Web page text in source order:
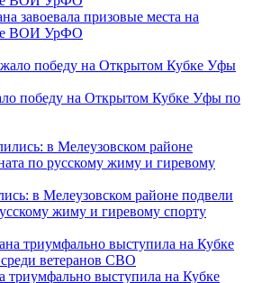
завоевала призовые места на
ВОИ УрФО
победу на Открытом Кубке Уфы по
в Мелеузовском районе подвели
жиму и гиревому спорту
триумфально выступила на Кубке